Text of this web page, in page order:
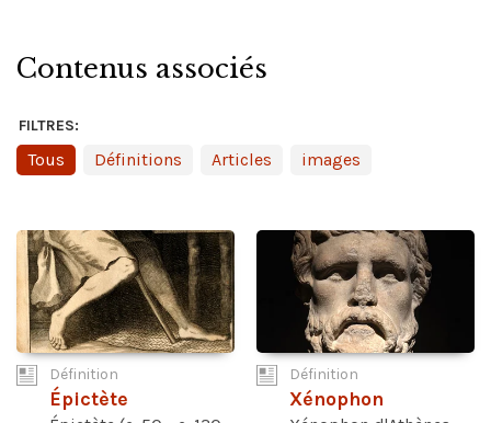
Contenus associés
FILTRES:
Tous Définitions Articles images
Définition
Épictète
Définition
Xénophon